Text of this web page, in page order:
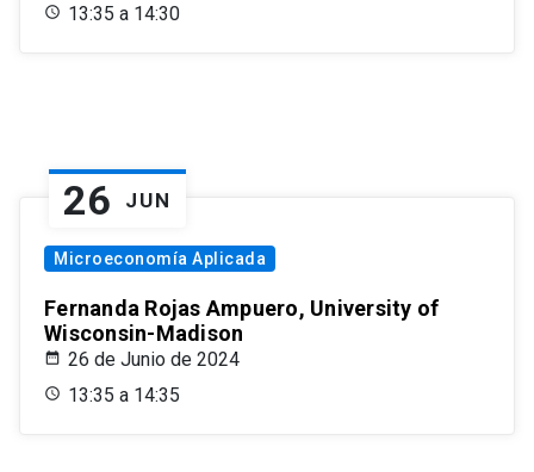
13:35 a 14:30
26 JUN
Microeconomía Aplicada
Fernanda Rojas Ampuero, University of
Wisconsin-Madison
26 de Junio de 2024
13:35 a 14:35